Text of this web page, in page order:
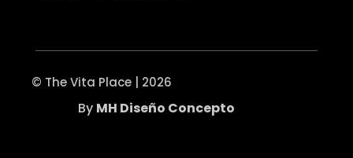
© The Vita Place | 2026
By MH Diseño Concepto